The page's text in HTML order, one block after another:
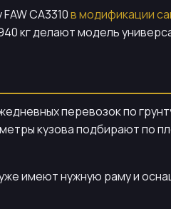
CA3310в модификации
кг делают модель
перевозок по
кузова подбирают по
имеют нужную раму и